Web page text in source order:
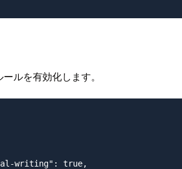
ルを有効化します。
writing": true,